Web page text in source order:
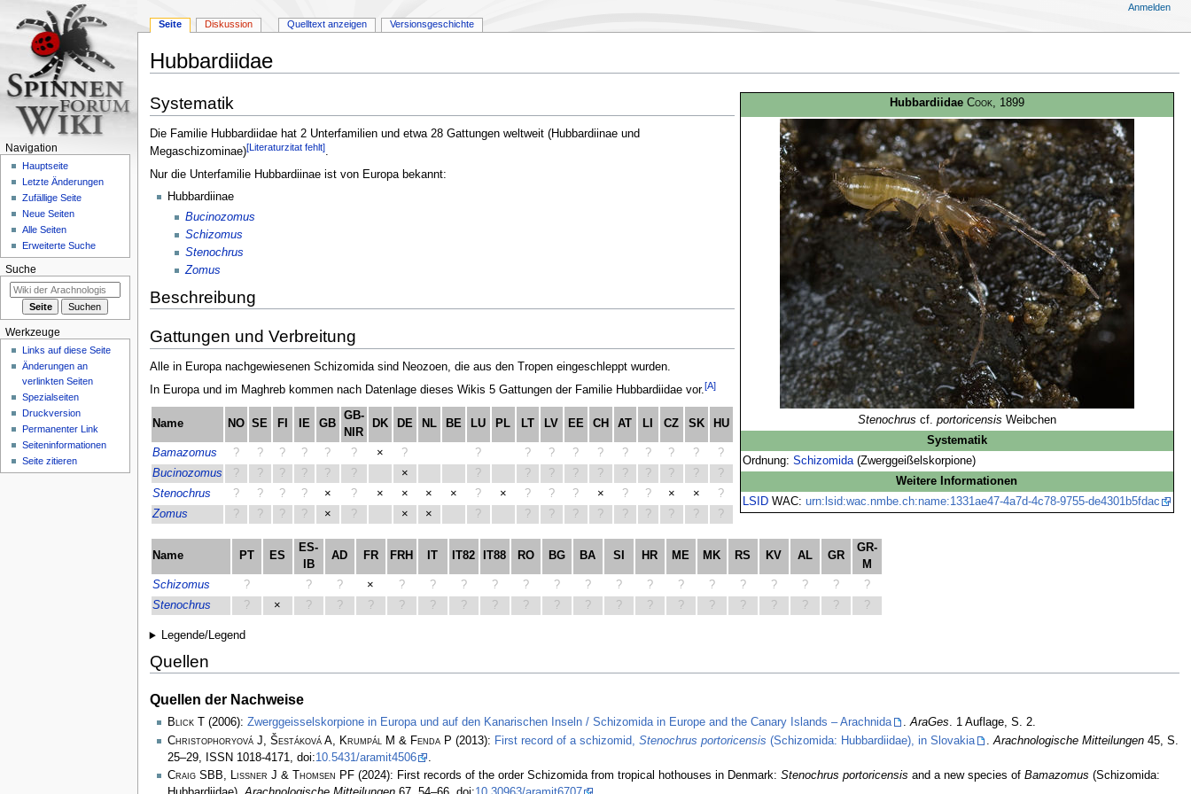
Hubbardiidae
Navigation
springen
Suche
springen
Hubbardiidae Cook, 1899
Stenochrus cf. portoricensis Weibchen
Systematik
Ordnung: Schizomida(Zwerggeißelskorpione)
Weitere Informationen
LSIDWAC: urn:lsid:wac.nmbe.ch:name:1331ae47-4a7d-4c78-9755-de4301b5fdac
Systematik
Die Familie Hubbardiidae hat 2 Unterfamilien und etwa 28 Gattungen weltweit (Hubbardiinae und
Megaschizominae)[Literaturzitat fehlt].
Nur die Unterfamilie Hubbardiinae ist von Europa bekannt:
Hubbardiinae
Bucinozomus
Schizomus
Stenochrus
Zomus
Beschreibung
Gattungen und Verbreitung
Alle in Europa nachgewiesenen Schizomida sind Neozoen, die aus den Tropen eingeschleppt wurden.
In Europa und im Maghreb kommen nach Datenlage dieses Wikis 5 Gattungen der Familie Hubbardiidae vor.[A]
Name NO SE FI IE GB
GB-
NIR
DK DE NL BE LU PL LT LV EE CH AT LI CZ SK HU
Bamazomus ? ? ? ? ? ? × ? ? ? ? ? ? ? ? ? ?
?
Bucinozomus
? ? ? ? ? ? × ? ? ? ? ? ? ? ? ?
?
Stenochrus
? ? ? ? × ? × × × × ? × ? ? ? × ? ? × ×
?
Zomus
? ? ? ? × ? × × ? ? ? ? ? ? ? ? ? ?
Name PT ES
ES-
IB
AD FR FRH IT IT82 IT88 RO BG BA SI HR ME MK RS KV AL GR
GR-
M
Schizomus
? ? ? × ? ? ? ? ? ? ? ? ? ? ? ? ? ? ?
?
Stenochrus
? × ? ? ? ? ? ? ? ? ? ? ? ? ? ? ? ? ? ? ?
Legende/Legend
Quellen
Quellen der Nachweise
Blick T (2006): Zwerggeisselskorpione in Europa und auf den Kanarischen Inseln / Schizomida in Europe and the Canary Islands – Arachnida .AraGes. 1 Auflage, S. 2.
Christophoryová J, Šestáková A, Krumpál M & Fenda P (2013): First record of a schizomid, Stenochrus portoricensis (Schizomida: Hubbardiidae), in Slovakia Arachnologische Mitteilungen45, S.
25–29, ISSN 1018-4171, doi:10.5431/aramit4506
Craig SBB, Lissner J & Thomsen PF(2024): First records of the order Schizomida from tropical hothouses in Denmark: Stenochrus portoricensis and a new species of Bamazomus (Schizomida:
Seite Diskussion Quelltext anzeigen Versionsgeschichte
Anmelden
Navigation
Hauptseite
Letzte Änderungen
Zufällige Seite
Neue Seiten
Alle Seiten
Erweiterte Suche
Suche
Werkzeuge
Links auf diese Seite
Änderungen an
verlinkten Seiten
Spezialseiten
Druckversion
Permanenter Link
Seiten­­informationen
Seite zitieren